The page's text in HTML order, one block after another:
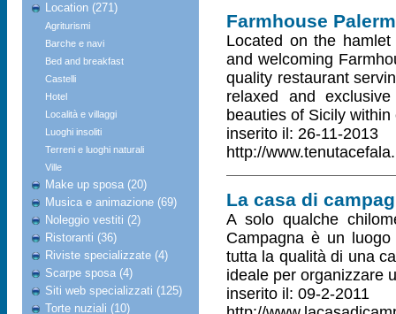
Location (271)
Agriturismi
Barche e navi
Bed and breakfast
Castelli
Hotel
Località e villaggi
Luoghi insoliti
Terreni e luoghi naturali
Ville
Make up sposa (20)
Musica e animazione (69)
Noleggio vestiti (2)
Ristoranti (36)
Riviste specializzate (4)
Scarpe sposa (4)
Siti web specializzati (125)
Torte nuziali (10)
Farmhouse
Located on the
and welcoming
quality restaurant
relaxed and
beauties of Sicily
inserito il: 26-11-2013
http://
La casa di
A solo qualche
Campagna è un
tutta la qualità di una
ideale per organizzare
inserito il: 09-2-2011